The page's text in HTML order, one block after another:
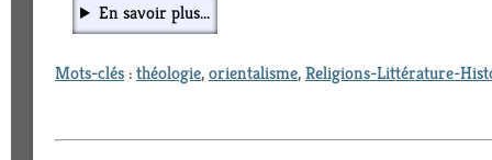
En savoir plus...
Mots-clés:théologie,orientalisme,Religions-Littérature-